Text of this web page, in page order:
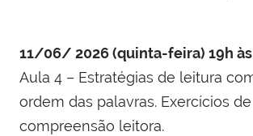
11/06/ 2026 (quinta-feira) 19h às
Aula 4 – Estratégias de leitura
ordem das palavras. Exercícios de
compreensão leitora.